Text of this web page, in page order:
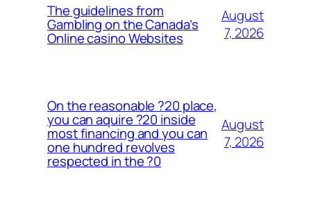
The guidelines from
Gambling on the Canada’s
Online casino Websites
August
7, 2026
On the reasonable ?20 place,
you can aquire ?20 inside
most financing and you can
one hundred revolves
respected in the ?0
August
7, 2026